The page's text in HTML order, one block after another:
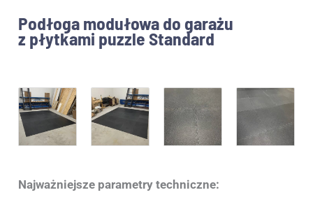
Podłoga modułowa do garażu
z płytkami puzzle Standard
Najważniejsze parametry techniczne: